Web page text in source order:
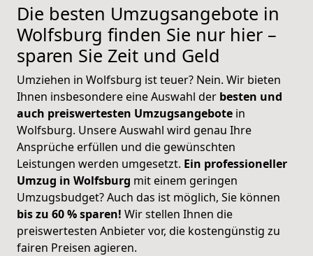
Die besten Umzugsangebote in
Wolfsburg finden Sie nur hier –
sparen Sie Zeit und Geld
Umziehen in Wolfsburg ist teuer? Nein. Wir bieten
Ihnen insbesondere eine Auswahl der besten und
auch preiswertesten Umzugsangebote in
Wolfsburg. Unsere Auswahl wird genau Ihre
Ansprüche erfüllen und die gewünschten
Leistungen werden umgesetzt. Ein professioneller
Umzug in Wolfsburg mit einem geringen
Umzugsbudget? Auch das ist möglich, Sie können
bis zu 60 % sparen! Wir stellen Ihnen die
preiswertesten Anbieter vor, die kostengünstig zu
fairen Preisen agieren.